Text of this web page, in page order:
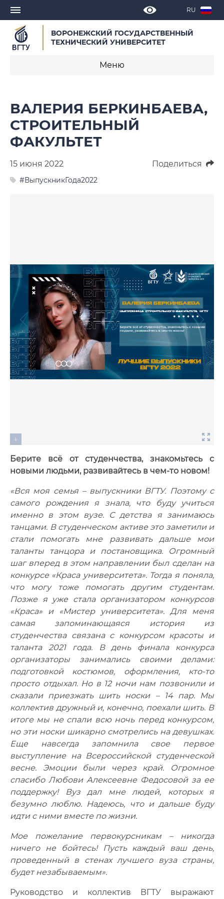
RU
ВОРОНЕЖСКИЙ ГОСУДАРСТВЕННЫЙ
ТЕХНИЧЕСКИЙ УНИВЕРСИТЕТ
Меню
СМИ о нас
Выступления, доклады, интервью
Календарь мероприятий
Анкеты и опросы
Контакты для СМИ
ВАЛЕРИЯ БЕРКИНБАЕВА,
СТРОИТЕЛЬНЫЙ
ФАКУЛЬТЕТ
15 июня 2022 Поделиться
#ВыпускникГода2022
Берите всё от студенчества, знакомьтесь с
новыми людьми, развивайтесь в чем-то новом!
«Вся моя семья – выпускники ВГТУ. Поэтому с
самого рождения я знала, что буду учиться
именно в этом вузе. С детства я занимаюсь
танцами. В студенческом активе это заметили и
стали помогать мне развивать дальше мои
таланты танцора и постановщика. Огромный
шаг вперед в этом направлении был сделан на
конкурсе «Краса университета». Тогда я поняла,
что могу тоже помогать другим студентам.
Позже я уже стала организатором конкурсов
«Краса» и «Мистер университета». Для меня
самая запоминающаяся история из
студенчества связана с конкурсом красоты и
таланта 2021 года. В день финала конкурса
организаторы занимались своими делами:
подготовкой костюмов, оформления, кто-то
просто отдыхал. Но в 12 ночи нам позвонили и
сказали приезжать шить носки – 14 пар. Мы
коллектив дружный и, конечно, поехали шить. В
итоге мы не спали всю ночь перед конкурсом,
но эти носки шикарно смотрелись на девушках.
Еще навсегда запомнила свое первое
выступление на Всероссийской студенческой
весне. Эмоции были через край. Огромное
спасибо Любови Алексеевне Федосовой за ее
поддержку! Вуз дал мне людей, которых я
безумно люблю. Надеюсь, что и дальше буду
идти с ними вместе по жизни.
Мое пожелание первокурсникам – никогда
ничего не бойтесь! Пусть каждый ваш день,
проведенный в стенах лучшего вуза страны,
будет незабываемым».
Руководство и коллектив ВГТУ выражают